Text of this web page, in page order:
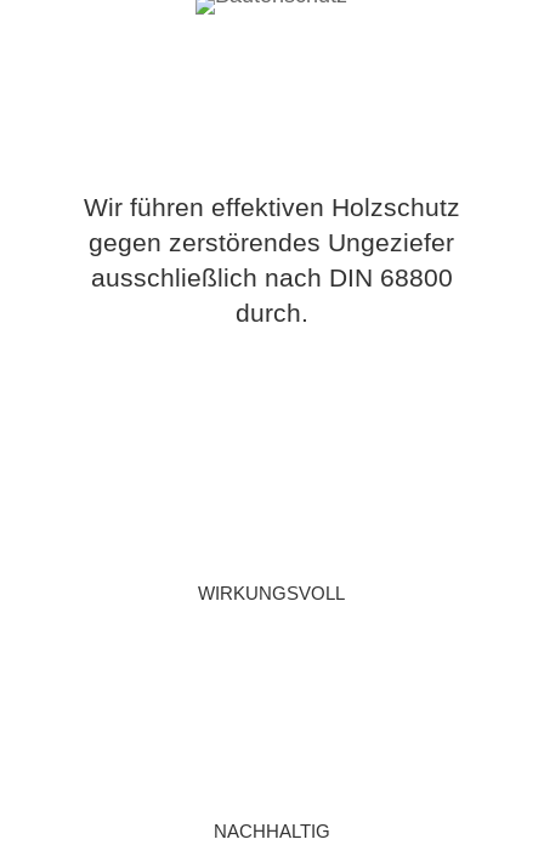
Wir führen effektiven Holzschutz
gegen zerstörendes Ungeziefer
ausschließlich nach DIN 68800
durch.
wirkungsvoll
nachhaltig